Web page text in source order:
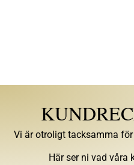
Vi är otroligt tacksamma
Här ser ni vad våra